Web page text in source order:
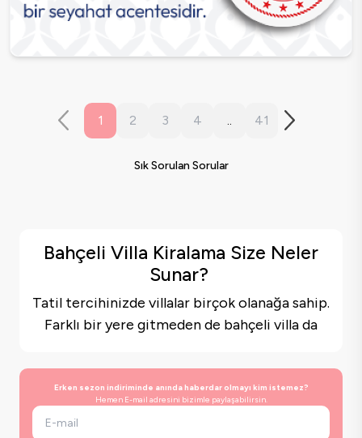
1 2 3 4 41
Sık Sorulan Sorular
Bahçeli Villa Kiralama Size Neler
Sunar?
Tatil tercihinizde villalar birçok olanağa sahip.
Farklı bir yere gitmeden de bahçeli villada
keyif yapabilirsiniz. Özel havuzlu villada
istediğiniz zaman rahatça güneşlenebilir
Erken sezon indiriminde anında haberdar olmayı kim istemez?
Hemen E-mail adresini bizimle paylaşabilirsin.